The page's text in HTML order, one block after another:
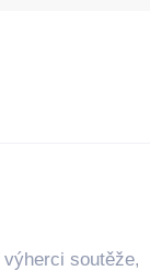
výherci soutěže,